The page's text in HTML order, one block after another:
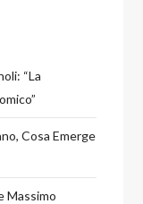
“la
Cosa Emerge
Massimo